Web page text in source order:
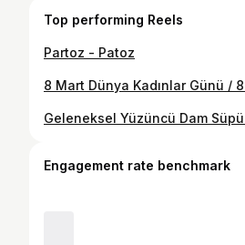
Top performing Reels
Partoz - Patoz
Geleneksel Yüzüncü Dam
Engagement rate benchmark